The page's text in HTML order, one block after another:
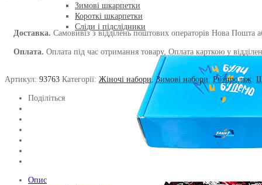
Зимові шкарпетки
Короткі шкарпетки
Сліди і підслідники
mood
Доставка. Самовивіз з відділень поштових операторів Нова
Оплата. Оплата під час отримання товару, Оплата карткою у
Артикул: 93763 Категорії: Жіночі набори,Зимові набори Розпродаж
Поділіться
Опис